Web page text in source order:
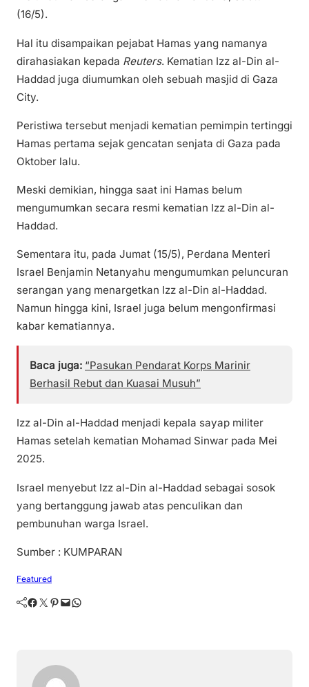
(16/5).
Hal itu disampaikan pejabat Hamas yang namanya
dirahasiakan kepada Reuters. Kematian Izz al-Din al-
Haddad juga diumumkan oleh sebuah masjid di Gaza
City.
Peristiwa tersebut menjadi kematian pemimpin tertinggi
Hamas pertama sejak gencatan senjata di Gaza pada
Oktober lalu.
Meski demikian, hingga saat ini Hamas belum
mengumumkan secara resmi kematian Izz al-Din al-
Haddad.
Sementara itu, pada Jumat (15/5), Perdana Menteri
Israel Benjamin Netanyahu mengumumkan peluncuran
serangan yang menargetkan Izz al-Din al-Haddad.
Namun hingga kini, Israel juga belum mengonfirmasi
kabar kematiannya.
Baca juga: “Pasukan Pendarat Korps Marinir
Berhasil Rebut dan Kuasai Musuh”
Izz al-Din al-Haddad menjadi kepala sayap militer
Hamas setelah kematian Mohamad Sinwar pada Mei
2025.
Israel menyebut Izz al-Din al-Haddad sebagai sosok
yang bertanggung jawab atas penculikan dan
pembunuhan warga Israel.
Sumber : KUMPARAN
Featured
Facebook Twitter Pinterest Mail WhatsApp